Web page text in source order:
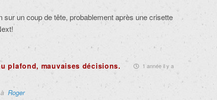
sur un coup de tête, probablement après une crisette
plafond, mauvaises décisions. 1 année il y a
Roger